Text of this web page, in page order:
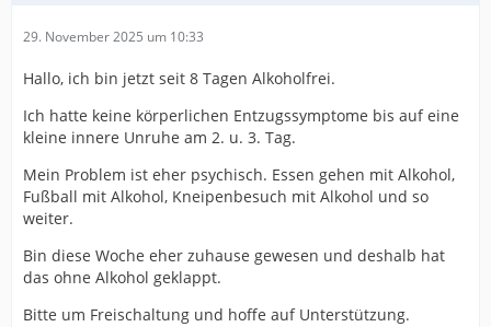
29. November 2025 um 10:33
Hallo, ich bin jetzt seit 8 Tagen Alkoholfrei.
Ich hatte keine körperlichen Entzugssymptome bis auf eine
kleine innere Unruhe am 2. u. 3. Tag.
Mein Problem ist eher psychisch. Essen gehen mit Alkohol,
Fußball mit Alkohol, Kneipenbesuch mit Alkohol und so
weiter.
Bin diese Woche eher zuhause gewesen und deshalb hat
das ohne Alkohol geklappt.
Bitte um Freischaltung und hoffe auf Unterstützung.